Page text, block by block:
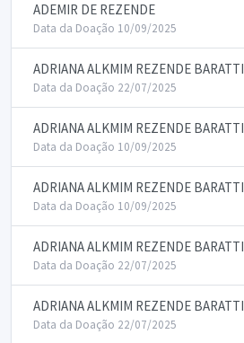
ADEMIR DE REZENDE
Data da Doação 10/09/2025
ADRIANA ALKMIM REZENDE BARATTI
Data da Doação 22/07/2025
ADRIANA ALKMIM REZENDE BARATTI
Data da Doação 10/09/2025
ADRIANA ALKMIM REZENDE BARATTI
Data da Doação 10/09/2025
ADRIANA ALKMIM REZENDE BARATTI
Data da Doação 22/07/2025
ADRIANA ALKMIM REZENDE BARATTI
Data da Doação 22/07/2025